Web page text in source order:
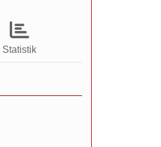
Statistik